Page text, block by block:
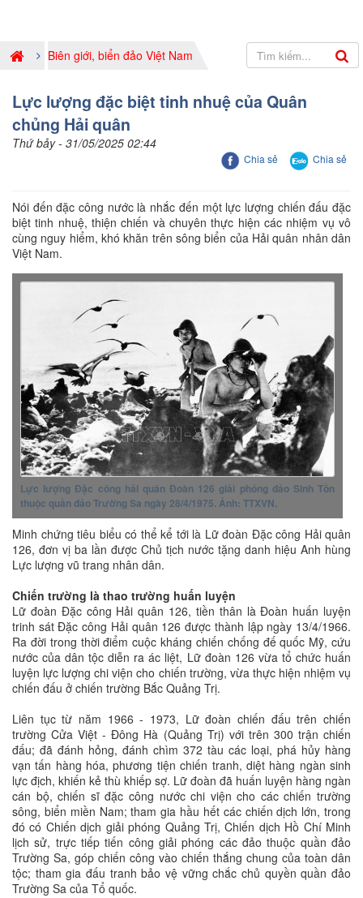
Biên giới, biển đảo Việt Nam
Lực lượng đặc biệt tinh nhuệ của Quân
chủng Hải quân
Thứ bảy - 31/05/2025 02:44
Chia sẻ Chia sẻ
Nói đến đặc công nước là nhắc đến một lực lượng chiến đấu đặc
biệt tinh nhuệ, thiện chiến và chuyên thực hiện các nhiệm vụ vô
cùng nguy hiểm, khó khăn trên sông biển của Hải quân nhân dân
Việt Nam.
Lực lượng Đặc công hải quân Đoàn 126 giải phóng đảo Sinh Tồn
thuộc quần đảo Trường Sa ngày 28/4/1975. Ảnh: TTXVN.
Minh chứng tiêu biểu có thể kể tới là Lữ đoàn Đặc công Hải quân
126, đơn vị ba lần được Chủ tịch nước tặng danh hiệu Anh hùng
Lực lượng vũ trang nhân dân.
Chiến trường là thao trường huấn luyện
Lữ đoàn Đặc công Hải quân 126, tiền thân là Đoàn huấn luyện
trinh sát Đặc công Hải quân 126 được thành lập ngày 13/4/1966.
Ra đời trong thời điểm cuộc kháng chiến chống đế quốc Mỹ, cứu
nước của dân tộc diễn ra ác liệt, Lữ đoàn 126 vừa tổ chức huấn
luyện lực lượng chi viện cho chiến trường, vừa thực hiện nhiệm vụ
chiến đấu ở chiến trường Bắc Quảng Trị.
Liên tục từ năm 1966 - 1973, Lữ đoàn chiến đấu trên chiến
trường Cửa Việt - Đông Hà (Quảng Trị) với trên 300 trận chiến
đấu; đã đánh hỏng, đánh chìm 372 tàu các loại, phá hủy hàng
vạn tấn hàng hóa, phương tiện chiến tranh, diệt hàng ngàn sinh
lực địch, khiến kẻ thù khiếp sợ. Lữ đoàn đã huấn luyện hàng ngàn
cán bộ, chiến sĩ đặc công nước chi viện cho các chiến trường
sông, biển miền Nam; tham gia hầu hết các chiến dịch lớn, trong
đó có Chiến dịch giải phóng Quảng Trị, Chiến dịch Hồ Chí Minh
lịch sử, trực tiếp tiến công giải phóng các đảo thuộc quần đảo
Trường Sa, góp chiến công vào chiến thắng chung của toàn dân
tộc; tham gia đấu tranh bảo vệ vững chắc chủ quyền quần đảo
Trường Sa của Tổ quốc.